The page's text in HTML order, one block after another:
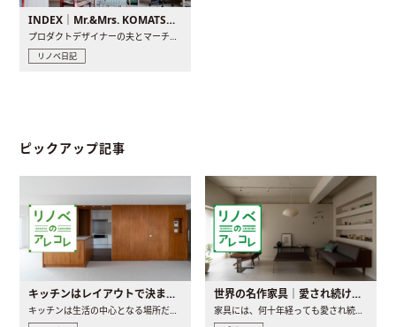
INDEX｜Mr.&Mrs. KOMATSU renovation diary
リノベ日記
ピックアップ記事
キッチンはレイアウトで決まる。後悔しないための考え方と選び方
キッチンは生活の中心となる場所だからこそ、家の中のどこに置..
世界の名作家具｜愛され続ける理由と一生モノとの出会い方
家具には、何十年経っても愛され続ける「名作」と呼ばれるもの..